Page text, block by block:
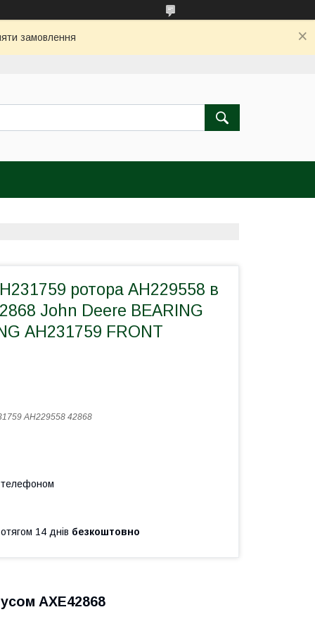
замовлення
ротора AH229558 в
John Deere BEARING
АН231759 FRONT
AH229558 42868
телефоном
14 днів безкоштовно
AXE42868